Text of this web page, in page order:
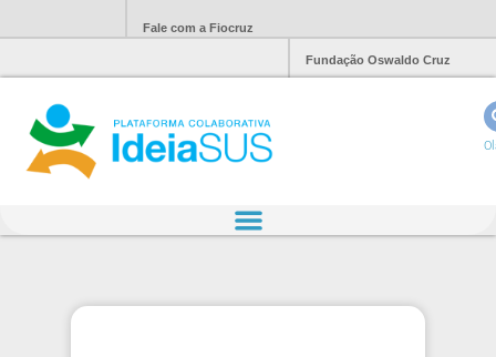
Fale com a Fiocruz
Fundação Oswaldo Cruz